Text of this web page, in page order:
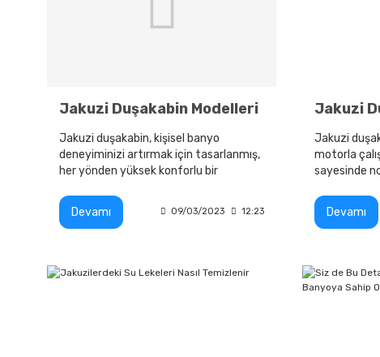
Jakuzi Duşakabin Modelleri
Jakuzi duşakabin, kişisel banyo
deneyiminizi artırmak için tasarlanmış,
her yönden yüksek konforlu bir
Devamı
09/03/2023 12:23
Jakuzi
Jakuzi
motorla
sayesinde
dolabıdır.
Devamı